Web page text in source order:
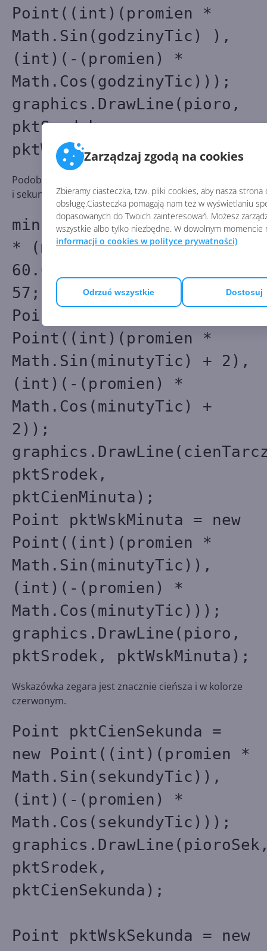
Zarządzaj zgodą na cookies
Zbieramy ciasteczka, tzw. pliki cookies, aby nasza strona
obsługę.Ciasteczka pomagają nam też w wyświetlaniu
dopasowanych do Twoich zainteresowań. Możesz
wszystkie albo tylko niezbędne. W dowolnym
informacji o cookies w polityce prywatności)
Odrzuć wszystkie Dostosuj
Point((int)(promien *
Math.Sin(godzinyTic) ),
(int)(-(promien) *
Math.Cos(godzinyTic)));
graphics.DrawLine(pioro,
pktSrodek,
pktWskGodzina);
Podobną technikę wykorzystujemy do dodania minut
i sekund. Zmieniamy tylko długość promienia.
minutyTic = 2.0 * Math.PI
* (minuty + sekundy /
60.0) / 60.0; promien =
57;
Point pktCienMinuta = new
Point((int)(promien *
Math.Sin(minutyTic) + 2),
(int)(-(promien) *
Math.Cos(minutyTic) +
2));
pktSrodek,
pktCienMinuta);
Point pktWskMinuta = new
Point((int)(promien *
Math.Sin(minutyTic)),
(int)(-(promien) *
Math.Cos(minutyTic)));
graphics.DrawLine(pioro,
pktSrodek, pktWskMinuta);
Wskazówka zegara jest znacznie cieńsza i w kolorze
czerwonym.
Point pktCienSekunda =
new Point((int)(promien *
Math.Sin(sekundyTic)),
(int)(-(promien) *
Math.Cos(sekundyTic)));
pktSrodek,
pktCienSekunda);
Point pktWskSekunda = new